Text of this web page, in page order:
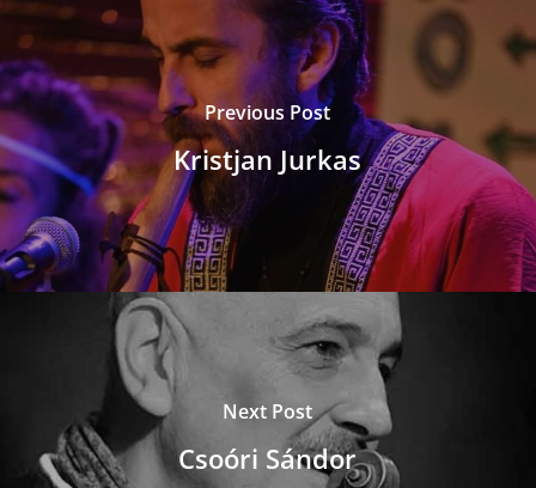
Previous Post
Kristjan Jurkas
Next Post
Csoóri Sándor